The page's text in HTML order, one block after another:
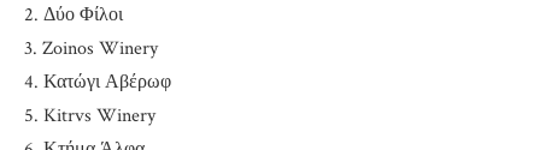
2. Δύο Φίλοι
3. Zoinos Winery
4. Κατώγι Αβέρωφ
5. Kitrvs Winery